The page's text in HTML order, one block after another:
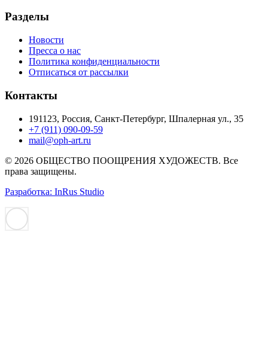
Разделы
Новости
Пресса о нас
Политика конфиденциальности
Отписаться от рассылки
Контакты
191123, Россия, Санкт-Петербург, Шпалерная ул., 35
+7 (911) 090-09-59
mail@oph-art.ru
© 2026 ОБЩЕСТВО ПООЩРЕНИЯ ХУДОЖЕСТВ. Все
права защищены.
Разработка: InRus Studio